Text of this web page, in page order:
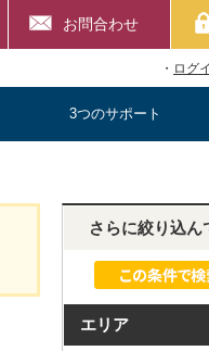
お問合わせ
・ ログ
3つのサポート
さらに絞り込ん
エリア